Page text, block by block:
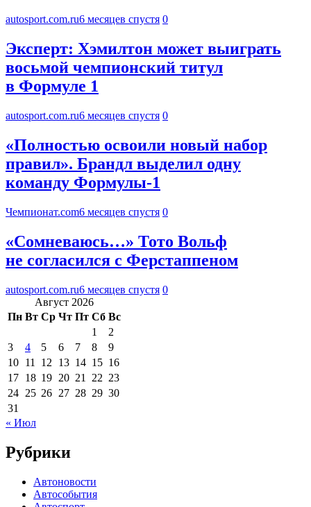
autosport.com.ru6 месяцев спустя 0
Эксперт: Хэмилтон может выиграть
восьмой чемпионский титул
в Формуле 1
autosport.com.ru6 месяцев спустя 0
«Полностью освоили новый набор
правил». Брандл выделил одну
команду Формулы-1
Чемпионат.com6 месяцев спустя 0
«Сомневаюсь…» Тото Вольф
не согласился с Ферстаппеном
autosport.com.ru6 месяцев спустя 0
Август 2026
Пн Вт Ср Чт Пт Сб Вс
1
2
3
4 5 6 7 8
9
10 11 12 13 14 15 16
17 18 19 20 21 22 23
24 25 26 27 28 29 30
31
« Июл
Рубрики
Автоновости
Автособытия